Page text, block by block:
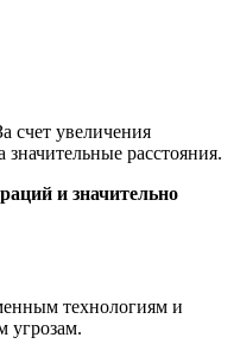
счет увеличения
расстояния.
и значительно
технологиям и
угрозам.